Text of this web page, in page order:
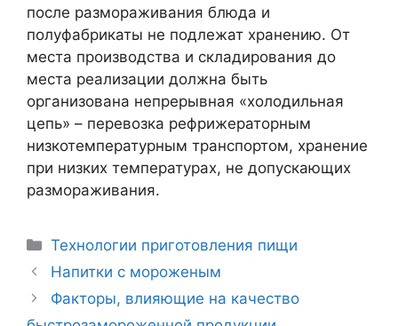
после размораживания блюда и
полуфабрикаты не подлежат хранению. От
места производства и складирования до
места реализации должна быть
организована непрерывная «холодильная
цепь» – перевозка рефрижераторным
низкотемпературным транспортом, хранение
при низких температурах, не допускающих
размораживания.
Рубрики
Технологии приготовления пищи
Навигация
записи
Напитки с мороженым
Факторы, влияющие на качество